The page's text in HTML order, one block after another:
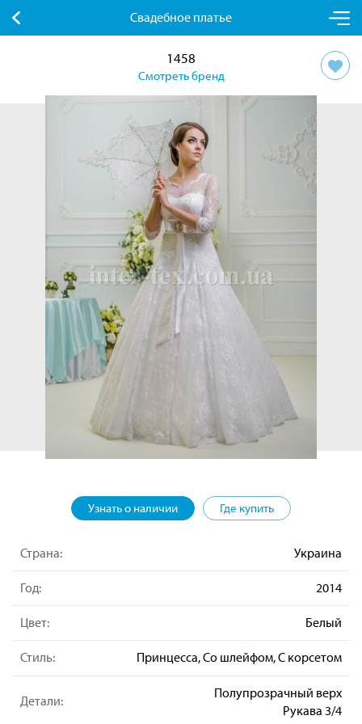
Свадебное платье
1458
Смотреть бренд
Узнать о наличии Где купить
Страна: Украина
Год: 2014
Цвет: Белый
Стиль: Принцесса, Со шлейфом, С корсетом
Детали:
Полупрозрачный верх
Рукава 3/4